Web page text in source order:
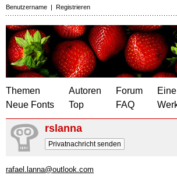
Benutzername | Registrieren
Themen
Neue Fonts
Autoren
Top
Forum
FAQ
rslanna
Privatnachricht senden
rafael.lanna@outlook.com